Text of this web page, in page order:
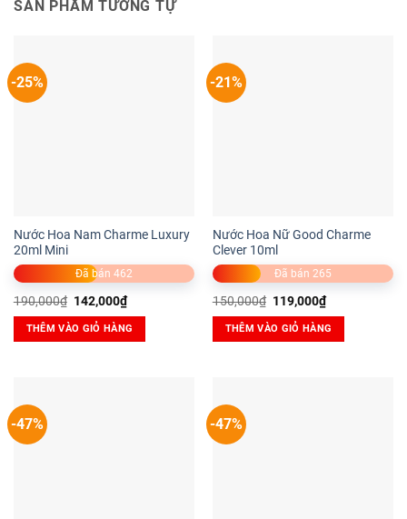
SẢN PHẨM TƯƠNG TỰ
-25%
Nước Hoa Nam Charme Luxury
20ml Mini
Đã bán 462
190,000₫ Giá
là:
190,000₫.
142,000₫Giá
hiện
tại
là:
142,000₫.
THÊM VÀO GIỎ HÀNG
-21%
Nước Hoa Nữ Good Charme
Clever 10ml
Đã bán 265
150,000₫ Giá
là:
150,000₫.
119,000₫Giá
hiện
tại
là:
119,000₫.
THÊM VÀO GIỎ HÀNG
-47% -47%